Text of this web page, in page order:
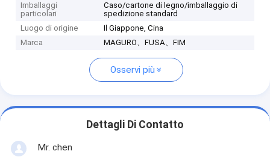
Imballaggi
particolari
Caso/cartone di legno/imballaggio di
spedizione standard
Luogo di origine
Il Giappone, Cina
Marca
MAGURO、FUSA、FIM
Osservi più
Dettagli Di Contatto
Mr. chen